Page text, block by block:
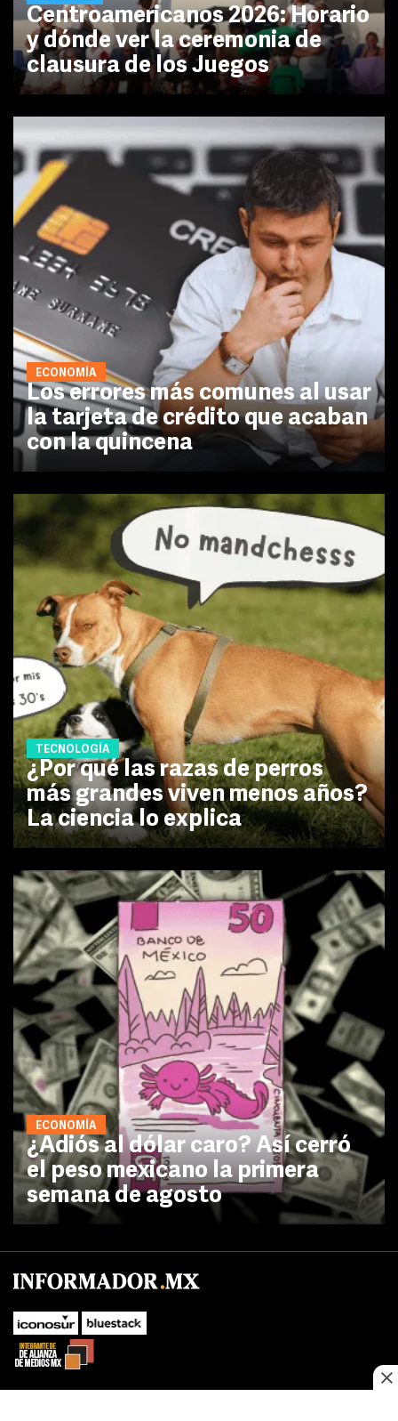
Centroamericanos 2026: Horario
y dónde ver la ceremonia de
clausura de los Juegos
ECONOMÍA
Los errores más comunes al usar
la tarjeta de crédito que acaban
con la quincena
TECNOLOGÍA
¿Por qué las razas de perros
más grandes viven menos años?
La ciencia lo explica
ECONOMÍA
¿Adiós al dólar caro? Así cerró
el peso mexicano la primera
semana de agosto